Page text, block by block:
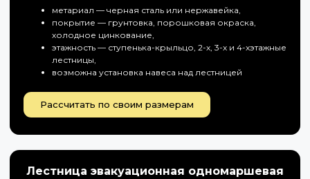
метариал — черная сталь или нержавейка,
покрытие — грунтовка, порошковая окраска,
холодное цинкование,
этажность — ступенька-крыльцо, 2-х, 3-х и 4-хэтажные
лестницы,
возможна установка навеса над лестницей
Рассчитать по своим размерам
Лестница эвакуационная одномаршевая